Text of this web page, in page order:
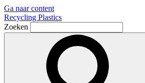
Ga naar content
Recycling Plastics
Zoeken